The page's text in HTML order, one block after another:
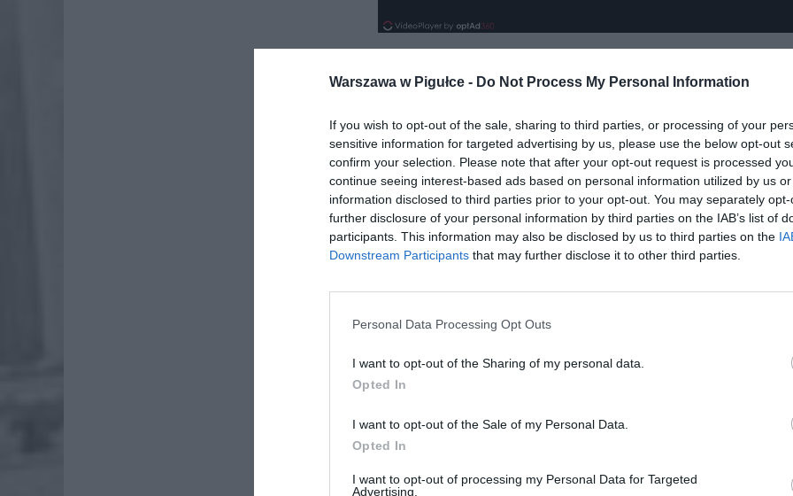
Warszawa w Pigułce - Do Not Process My Personal Information
If you wish to opt-out of the sale, sharing to third parties, or processing of your
sensitive information for targeted advertising by us, please use the below opt-out
confirm your selection. Please note that after your opt-out request is processed
continue seeing interest-based ads based on personal information utilized by us
information disclosed to third parties prior to your opt-out. You may separately
further disclosure of your personal information by third parties on the IAB’s list of
participants. This information may also be disclosed by us to third parties on the
Downstream Participants that may further disclose it to other third parties.
Personal Data Processing Opt Outs
I want to opt-out of the Sharing of my personal data.
Opted In
I want to opt-out of the Sale of my Personal Data.
Opted In
I want to opt-out of processing my Personal Data for Targeted
Advertising.
Fot. materiały prasowe